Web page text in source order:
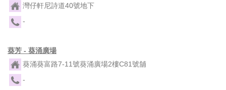
灣仔軒尼詩道40號地下
-
葵芳 - 葵涌廣場
葵涌葵富路7-11號葵涌廣場2樓C81號舖
-